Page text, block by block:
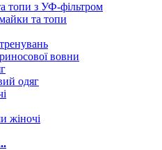
топи з УФ-фільтром
та топи
вовни
одяг
жіночі